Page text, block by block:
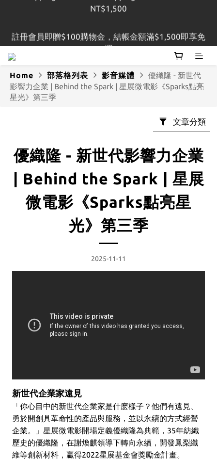
運
Home 部落格列表 影音媒體
優織隆 - 新世代
影響力企業 | Behind the Spark | 星展微電影《Sparks點亮
星光》第三季
文章分類
優織隆 - 新世代影響力企業
| Behind the Spark | 星展
微電影《Sparks點亮星
光》第三季
2025-11-11
新世代企業家遠見
「你心目中的新世代企業家是什麽樣子？他們有遠見、
勇於開創具革命性的產品與服務，並以永續的方式經營
企業。」星展微電影開場定義優織隆為典範，35年紡織
歷史的優織隆，在謝煥麒領導下轉向永續，開發鳳梨纖
維等創新材料，贏得2022星展基金會獎勵金計畫。